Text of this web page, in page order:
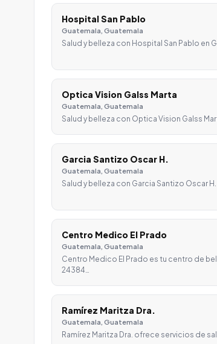
Hospital San Pablo
Guatemala, Guatemala
Salud y belleza con Hospital San Pablo en
Optica Vision Galss Marta
Guatemala, Guatemala
Salud y belleza con Optica Vision Galss
Garcia Santizo Oscar H.
Guatemala, Guatemala
Salud y belleza con Garcia Santizo Oscar
Centro Medico El Prado
Guatemala, Guatemala
Centro Medico El Prado es tu centro de
24384…
Ramírez Maritza Dra.
Guatemala, Guatemala
Ramírez Maritza Dra. ofrece servicios de